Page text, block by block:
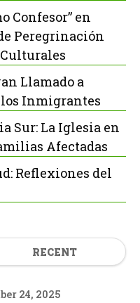
Confesor” en
Peregrinación
Llamado a
los Inmigrantes
Sur: La Iglesia en
Afectadas
Reflexiones del
RECENT
24, 2025